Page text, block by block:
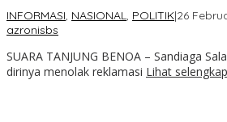
INFORMASI, NASIONAL, POLITIK|26
azronisbs
SUARA TANJUNG BENOA – Sandiaga
dirinya menolak reklamasi Lihat